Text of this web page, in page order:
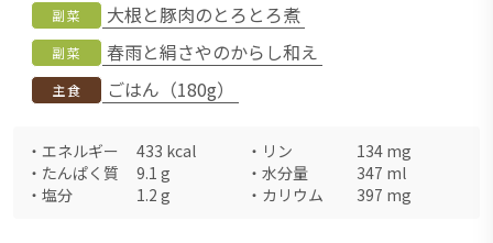
副菜 大根と豚肉のとろとろ煮
副菜 春雨と絹さやのからし和え
主食 ごはん（180g）
・ エネルギー 433 kcal ・ リン 134 mg
・ たんぱく質 9.1 g ・ 水分量 347 ml
・ 塩分 1.2 g ・ カリウム 397 mg